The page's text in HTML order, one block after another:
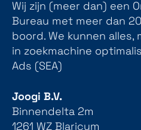
Wij zijn (meer dan) een
Bureau met meer dan
boord. We kunnen
in zoekmachine
Ads (SEA)
Joogi B.V.
Binnendelta 2m
1261 WZ Blaricum